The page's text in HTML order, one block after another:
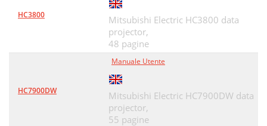
HC3800
Mitsubishi Electric HC3800 data
projector,
48 pagine
HC7900DW
Manuale Utente
Mitsubishi Electric HC7900DW data
projector,
55 pagine